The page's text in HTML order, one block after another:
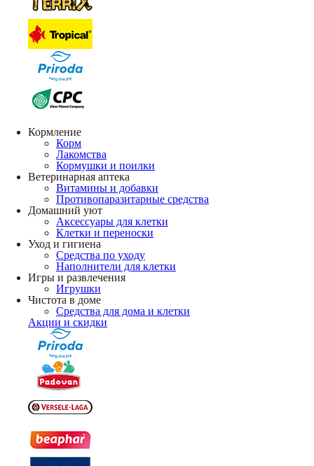
Кормление
Корм
Лакомства
Кормушки и поилки
Ветеринарная аптека
Витамины и добавки
Противопаразитарные средства
Домашний уют
Аксессуары для клетки
Клетки и переноски
Уход и гигиена
Средства по уходу
Наполнители для клетки
Игры и развлечения
Игрушки
Чистота в доме
Средства для дома и клетки
Акции и скидки